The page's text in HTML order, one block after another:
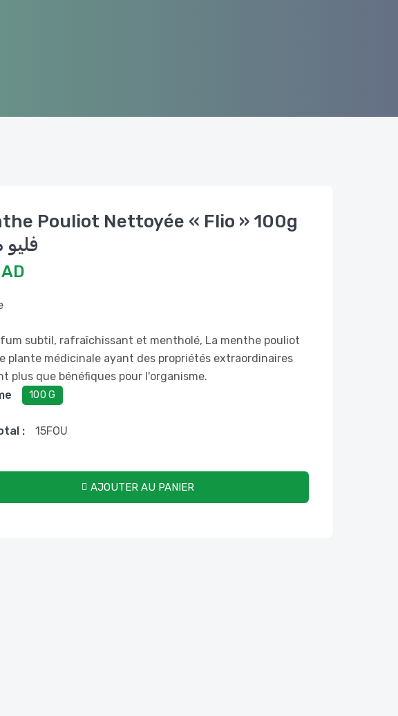
Pouliot Nettoyée « Flio » 100g
subtil, rafraîchissant et mentholé, La menthe pouliot
plante médicinale ayant des propriétés extraordinaires
plus que bénéfiques pour l'organisme.
100 G
: 15FOU
AJOUTER AU PANIER